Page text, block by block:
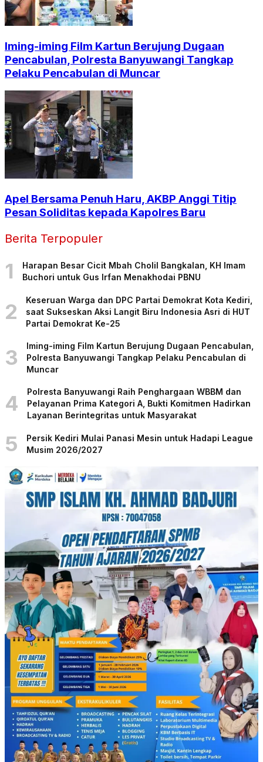
Iming-iming Film Kartun Berujung Dugaan
Pencabulan, Polresta Banyuwangi Tangkap
Pelaku Pencabulan di Muncar
Apel Bersama Penuh Haru, AKBP Anggi Titip
Pesan Soliditas kepada Kapolres Baru
Berita Terpopuler
1
Harapan Besar Cicit Mbah Cholil Bangkalan, KH Imam
Buchori untuk Gus Irfan Menakhodai PBNU
2
Keseruan Warga dan DPC Partai Demokrat Kota Kediri,
saat Sukseskan Aksi Langit Biru Indonesia Asri di HUT
Partai Demokrat Ke-25
3
Iming-iming Film Kartun Berujung Dugaan Pencabulan,
Polresta Banyuwangi Tangkap Pelaku Pencabulan di
Muncar
4
Polresta Banyuwangi Raih Penghargaan WBBM dan
Pelayanan Prima Kategori A, Bukti Komitmen Hadirkan
Layanan Berintegritas untuk Masyarakat
5
Persik Kediri Mulai Panasi Mesin untuk Hadapi League
Musim 2026/2027